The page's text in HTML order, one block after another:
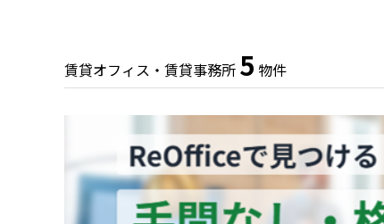
賃貸オフィス・賃貸事務所 5 物件